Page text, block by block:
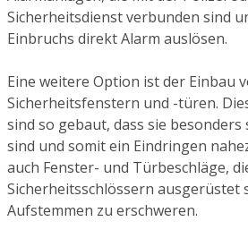
Sicherheitsdienst verbunden sind
Einbruchs direkt Alarm auslösen.
Eine weitere Option ist der Einbau
Sicherheitsfenstern und -türen.
sind so gebaut, dass sie besonders
sind und somit ein Eindringen
auch Fenster- und Türbeschläge,
Sicherheitsschlössern ausgerüstet
Aufstemmen zu erschweren.